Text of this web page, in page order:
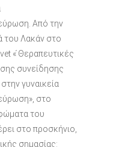
Από την
του Λακάν στο
« ́Θεραπευτικές
συνείδησης
γυναικεία
στο
του
στο προσκήνιο,
σημασίας: